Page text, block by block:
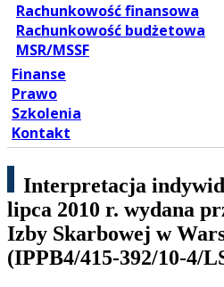
Rachunkowość finansowa
Rachunkowość budżetowa
MSR/MSSF
Finanse
Prawo
Szkolenia
Kontakt
Interpretacja
lipca 2010 r. wydana
Izby Skarbowej w
(IPPB4/415-392/10-4/